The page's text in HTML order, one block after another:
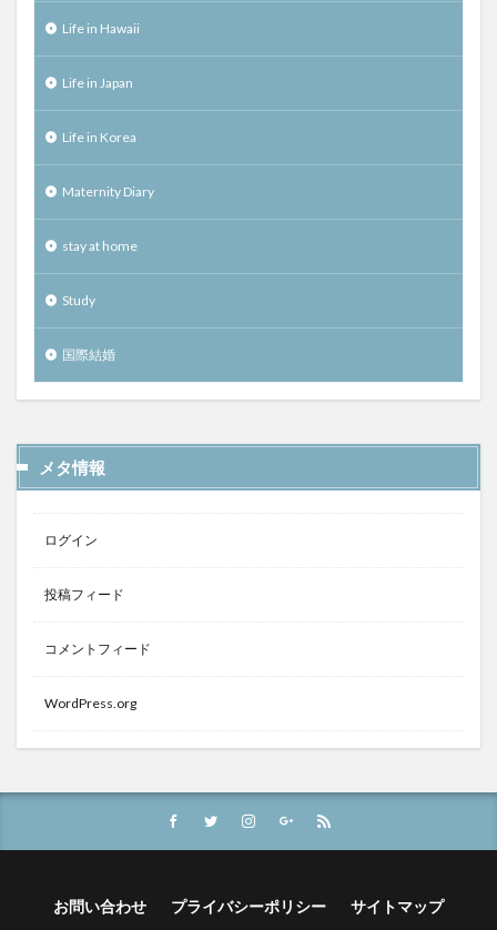
Life in Hawaii
Life in Japan
Life in Korea
Maternity Diary
stay at home
Study
国際結婚
メタ情報
ログイン
投稿フィード
コメントフィード
WordPress.org
お問い合わせ プライバシーポリシー サイトマップ